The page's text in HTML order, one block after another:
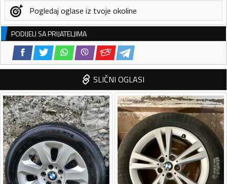
Pogledaj oglase iz tvoje okoline
PODIJELI SA PRIJATELJIMA
SLIČNI OGLASI